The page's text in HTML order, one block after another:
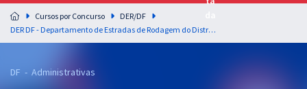
Preparação completa e intensiva para as principais
residências em saúde do Brasil
Cursos por Concurso
DER/DF
DER DF - Departamento de Estradas de Rodagem do Distrito Federal - Especialidade: Agente Administrativo
DF - Administrativas